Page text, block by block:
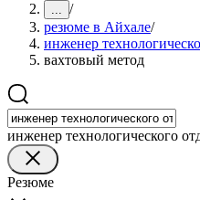
... /
резюме в Айхале/
инженер
вахтовый метод
инженер технологического
Резюме